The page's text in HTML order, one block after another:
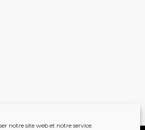
notre site web et notre service.